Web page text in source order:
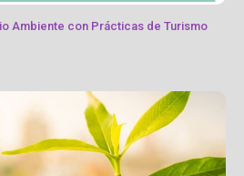
Ambiente con Prácticas de Turismo